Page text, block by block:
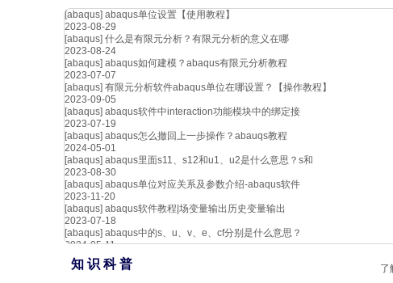
[abaqus] abaqus单位设置【使用教程】
2023-08-29
[abaqus] 什么是有限元分析？有限元分析的意义在哪
2023-08-24
[abaqus] abaqus如何建模？abaqus有限元分析教程
2023-07-07
[abaqus] 有限元分析软件abaqus单位在哪设置？【操作教程】
2023-09-05
[abaqus] abaqus软件中interaction功能模块中的绑定接
2023-07-19
[abaqus] abaqus怎么撤回上一步操作？abauqs教程
2024-05-01
[abaqus] abaqus里面s11、s12和u1、u2是什么意思？s和
2023-08-30
[abaqus] abaqus单位对应关系及参数介绍-abaqus软件
2023-11-20
[abaqus] abaqus软件教程|场变量输出历史变量输出
2023-07-18
[abaqus] abaqus中的s、u、v、e、cf分别是什么意思？
2024-05-11
知 识 科 普
了